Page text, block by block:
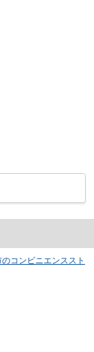
コンビニエンススト